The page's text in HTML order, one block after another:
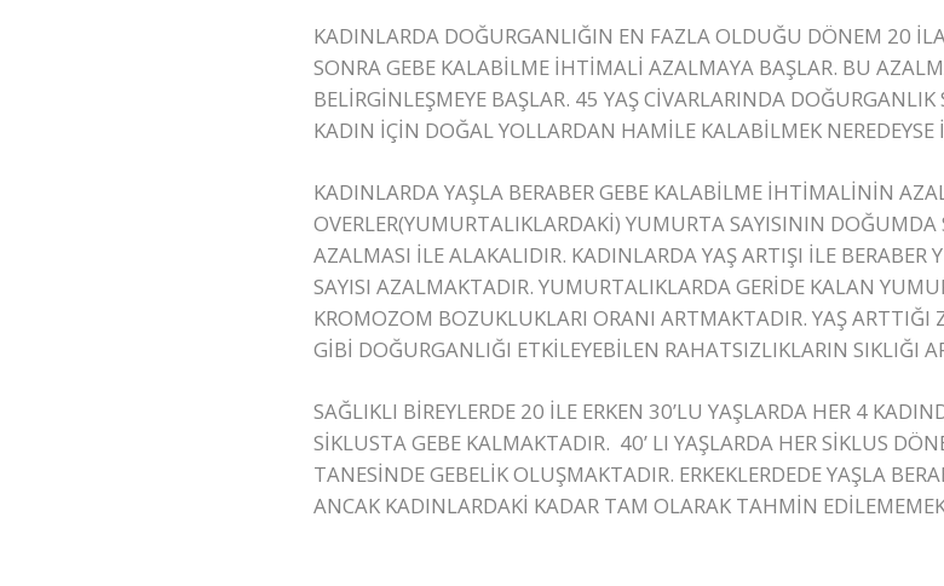
KADINLARDA DOĞURGANLIĞIN EN FAZLA OLDUĞU DÖNEM 20
SONRA GEBE KALABİLME İHTİMALİ AZALMAYA BAŞLAR. BU
BELİRGİNLEŞMEYE BAŞLAR. 45 YAŞ CİVARLARINDA
KADIN İÇİN DOĞAL YOLLARDAN HAMİLE KALABİLMEK NEREDEYSE
KADINLARDA YAŞLA BERABER GEBE KALABİLME İHTİMALİNİN
OVERLER(YUMURTALIKLARDAKİ) YUMURTA SAYISININ
AZALMASI İLE ALAKALIDIR. KADINLARDA YAŞ ARTIŞI İLE
SAYISI AZALMAKTADIR. YUMURTALIKLARDA GERİDE KALAN
KROMOZOM BOZUKLUKLARI ORANI ARTMAKTADIR. YAŞ ARTTIĞI
GİBİ DOĞURGANLIĞI ETKİLEYEBİLEN RAHATSIZLIKLARIN SIKLIĞI
SAĞLIKLI BİREYLERDE 20 İLE ERKEN 30’LU YAŞLARDA HER 4
SİKLUSTA GEBE KALMAKTADIR. 40’ LI YAŞLARDA HER SİKLUS
TANESİNDE GEBELİK OLUŞMAKTADIR. ERKEKLERDEDE YAŞLA
ANCAK KADINLARDAKİ KADAR TAM OLARAK TAHMİN